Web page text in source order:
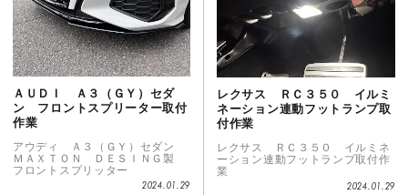
ＡＵＤＩ Ａ３（ＧＹ）セダ
ン フロントスプリーター取付
作業
アウディ Ａ３（ＧＹ）セダン
ＭＡＸＴＯＮ ＤＥＳＩＮＧ製
フロントスプリッター
2024.01.29
レクサス ＲＣ３５０ イルミ
ネーション連動フットランプ取
付作業
レクサス ＲＣ３５０ イルミネ
ーション連動フットランプ取付作
業
2024.01.29